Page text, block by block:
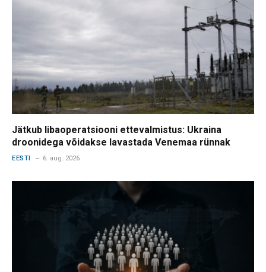
Jätkub libaoperatsiooni ettevalmistus: Ukraina
droonidega võidakse lavastada Venemaa rünnak
EESTI 6. aug. 2026